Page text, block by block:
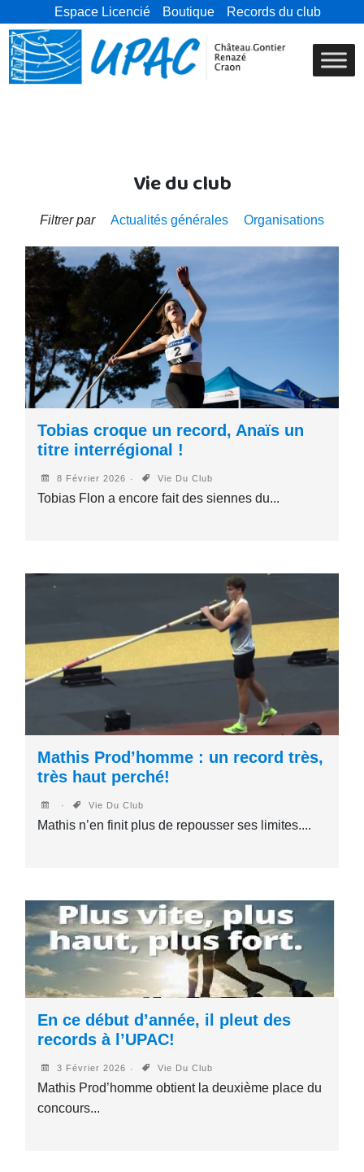
Espace Licencié Boutique Records du club
Vie du club
Filtrer par Actualités générales Organisations
Tobias croque un record, Anaïs un
titre interrégional !
8 Février 2026 Vie Du Club
Tobias Flon a encore fait des siennes du...
Mathis Prod’homme : un record très,
très haut perché!
Vie Du Club
Mathis n’en finit plus de repousser ses limites....
En ce début d’année, il pleut des
records à l’UPAC!
3 Février 2026 Vie Du Club
Mathis Prod’homme obtient la deuxième place du
concours...